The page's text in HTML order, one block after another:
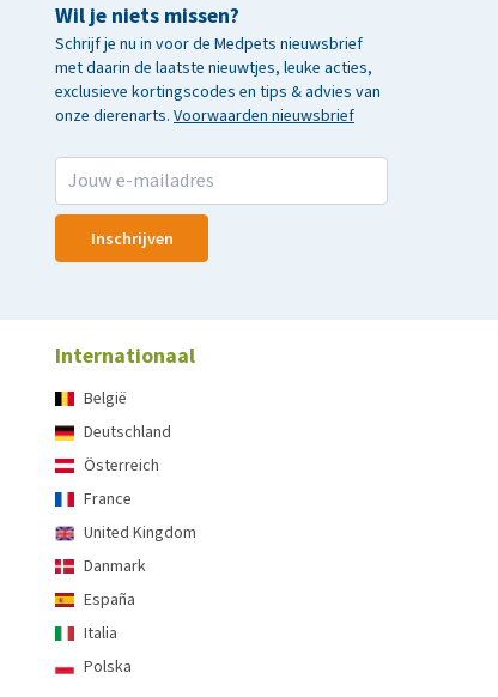
Wil je niets missen?
Schrijf je nu in voor de Medpets nieuwsbrief
met daarin de laatste nieuwtjes, leuke acties,
exclusieve kortingscodes en tips & advies van
onze dierenarts. Voorwaarden nieuwsbrief
Inschrijven
Internationaal
België
Deutschland
Österreich
France
United Kingdom
Danmark
España
Italia
Polska